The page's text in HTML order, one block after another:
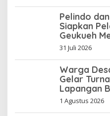
Pelindo
Siapkan
Geukueh
31 Juli 2026
Warga
Gelar
Lapangan
1 Agustus 2026